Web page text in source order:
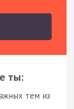
ты:
тем из